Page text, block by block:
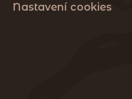
Nastavení cookies